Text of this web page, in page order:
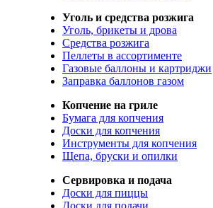
Уголь и средства розжига
Уголь, брикеты и дрова
Средства розжига
Пеллеты в ассортименте
Газовые баллоны и картриджи
Заправка баллонов газом
Копчение на гриле
Бумага для копчения
Доски для копчения
Инструменты для копчения
Щепа, бруски и опилки
Сервировка и подача
Доски для пиццы
Доски для подачи